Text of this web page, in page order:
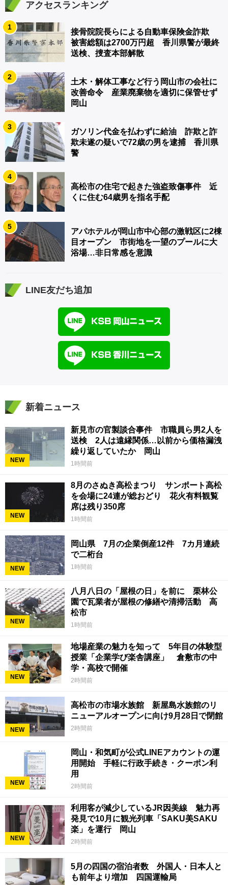
アクセスランキング
1
接骨院院長らによる自動車保険金詐欺
被害総額は2700万円超 香川県警が最終
送検、捜査本部解散
2
土木・解体工事など行う岡山市の会社に
改善命令 産業廃棄物を適切に保管せず
岡山
3
ガソリン代金を払わずに給油 詐欺と詐
欺未遂の疑いで72歳の男を逮捕 香川県
警
4
高松市の住宅で起きた強盗致傷事件 近
くに住む64歳男を指名手配
5
アパホテルが岡山市中心部の激戦区に2棟
目オープン 市街地を一望のプールに大
浴場…非日常感を意識
LINE友だち追加
新着ニュース
NEW
新見市の官製談合事件 市職員ら男2人を
送検 2人は遠縁関係…以前から価格漏洩
繰り返していたか 岡山
1時間前
NEW
8月のさぬき高松まつり サンポート高松
を会場に24連が総おどり 花火有料観覧
席は残り350席
1時間前
NEW
岡山県 7月の企業倒産12件 7カ月連続
で二桁台
1時間前
NEW
八月八日の「屋根の日」を前に 栗林公
園で瓦業者が屋根の修繕や清掃活動 高
松市
1時間前
NEW
地場産業の魅力を知って 5年目の体験型
授業「企業学び楽舎講座」 倉敷市の中
学・高校で開催
2時間前
NEW
高松市の市場水族館 新屋島水族館のリ
ニューアルオープンに向け9月28日で閉館
2時間前
NEW
岡山・和気町が公式LINEアカウントの運
用開始 手軽に行政手続き・クーポン利
用
2時間前
NEW
利用客が減少しているJR因美線 魅力再
発見で10月に観光列車「SAKU美SAKU
楽」を運行 岡山
2時間前
5月の四国の宿泊者数 外国人・日本人と
も前年より増加 四国運輸局